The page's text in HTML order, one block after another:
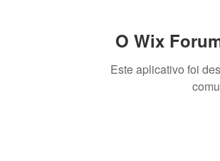
O Wix
Este aplicativo foi